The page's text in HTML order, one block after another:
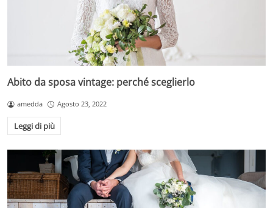
Abito da sposa vintage: perché sceglierlo
amedda Agosto 23, 2022
Leggi di più